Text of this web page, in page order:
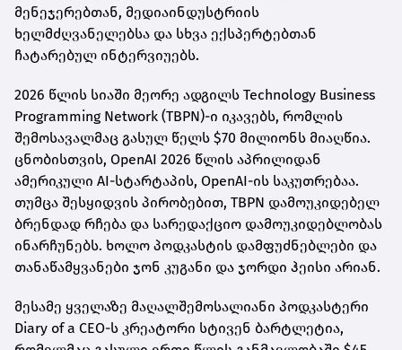
მენეჯერებთან, მედიაინდუსტრიის
ხელმძღვანელებსა და სხვა ექსპერტებთან
ჩატარებულ ინტერვიუებს.
2026 წლის სიაში მეორე ადგილს Technology Business
Programming Network (TBPN)-ი იკავებს, რომლის
შემოსავალმაც გასულ წელს $70 მილიონს მიაღწია.
ცნობისთვის, OpenAI 2026 წლის აპრილიდან
ამერიკული AI-სტარტაპის, OpenAI-ის საკუთრებაა.
თუმცა შესყიდვის პირობებით, TBPN დამოუკიდებელ
ბრენდად რჩება და სარედაქციო დამოუკიდებლობას
ინარჩუნებს. ხოლო პოდკასტის დამფუძნებლები და
თანაწამყვანები ჯონ კუგანი და ჯორდი ჰეისი არიან.
მესამე ყველაზე მაღალშემოსალიანი პოდკასტერი
Diary of a CEO-ს კრეატორი სტივენ ბარტლეტია,